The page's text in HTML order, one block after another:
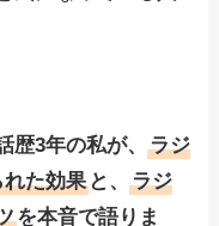
歴3年の私が、ラジ
た効果 と、ラジ
を本音で語りま